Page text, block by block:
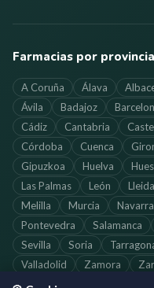
Farmacias por provincia
A Coruña Álava
Ávila
Badajoz
Cádiz
Cantabria
Córdoba
Cuenca
Gipuzkoa
Huelva
Las Palmas
León Lleida
Melilla
Murcia Navarra
Pontevedra
Salamanca
Sevilla
Soria
Valladolid
Zamora